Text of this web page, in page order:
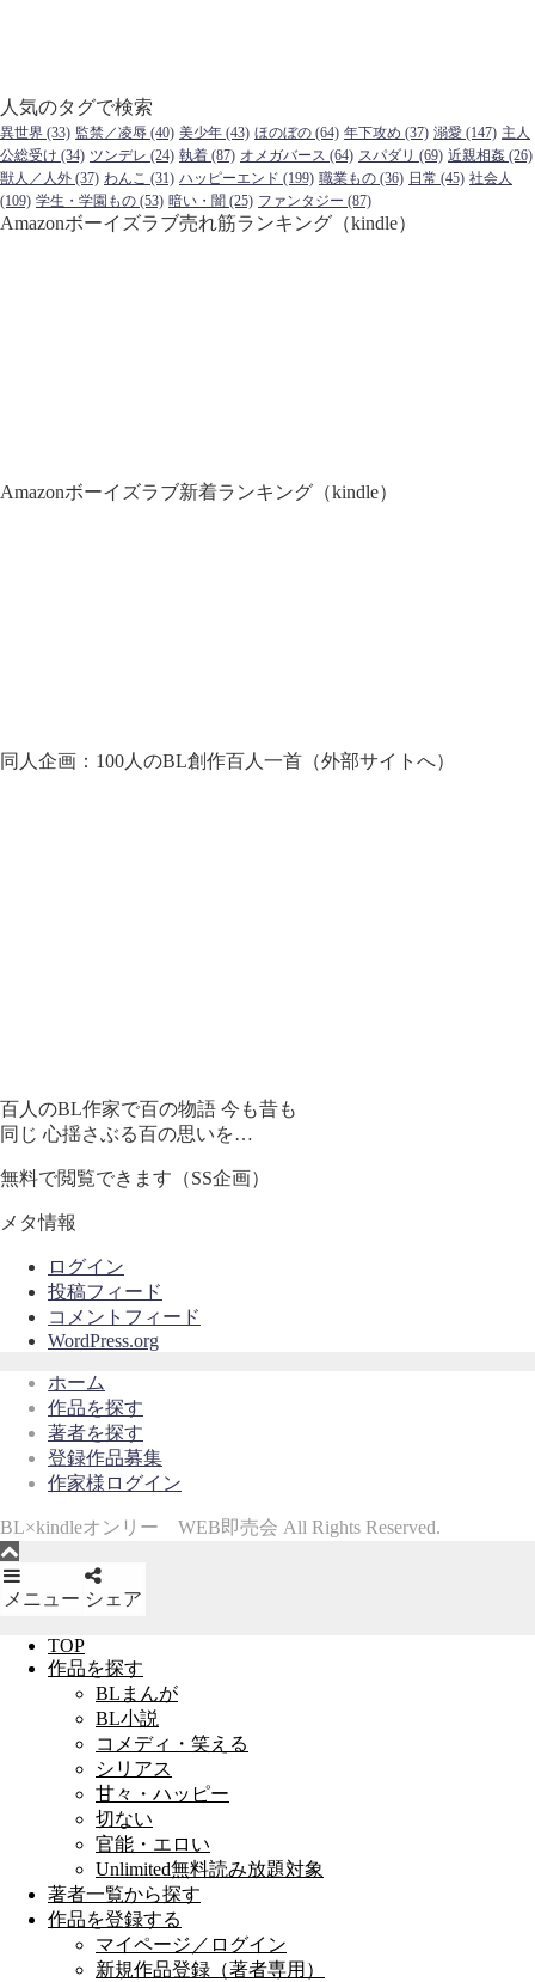
人気のタグで検索
異世界 (33) 監禁／凌辱 (40) 美少年 (43) ほのぼの (64) 年下攻め (37) 溺愛 (147) 主人
公総受け (34) ツンデレ (24) 執着 (87) オメガバース (64) スパダリ (69) 近親相姦 (26)
獣人／人外 (37) わんこ (31) ハッピーエンド (199) 職業もの (36) 日常 (45) 社会人
(109) 学生・学園もの (53) 暗い・闇 (25) ファンタジー (87)
Amazonボーイズラブ売れ筋ランキング（kindle）
Amazonボーイズラブ新着ランキング（kindle）
同人企画：100人のBL創作百人一首（外部サイトへ）
百人のBL作家で百の物語 今も昔も
同じ 心揺さぶる百の思いを…
無料で閲覧できます（SS企画）
メタ情報
ログイン
投稿フィード
コメントフィード
WordPress.org
ホーム
作品を探す
著者を探す
登録作品募集
作家様ログイン
BL×kindleオンリー WEB即売会 All Rights Reserved.
メニュー シェア
TOP
作品を探す
BLまんが
BL小説
コメディ・笑える
シリアス
甘々・ハッピー
切ない
官能・エロい
Unlimited無料読み放題対象
著者一覧から探す
作品を登録する
マイページ／ログイン
新規作品登録（著者専用）